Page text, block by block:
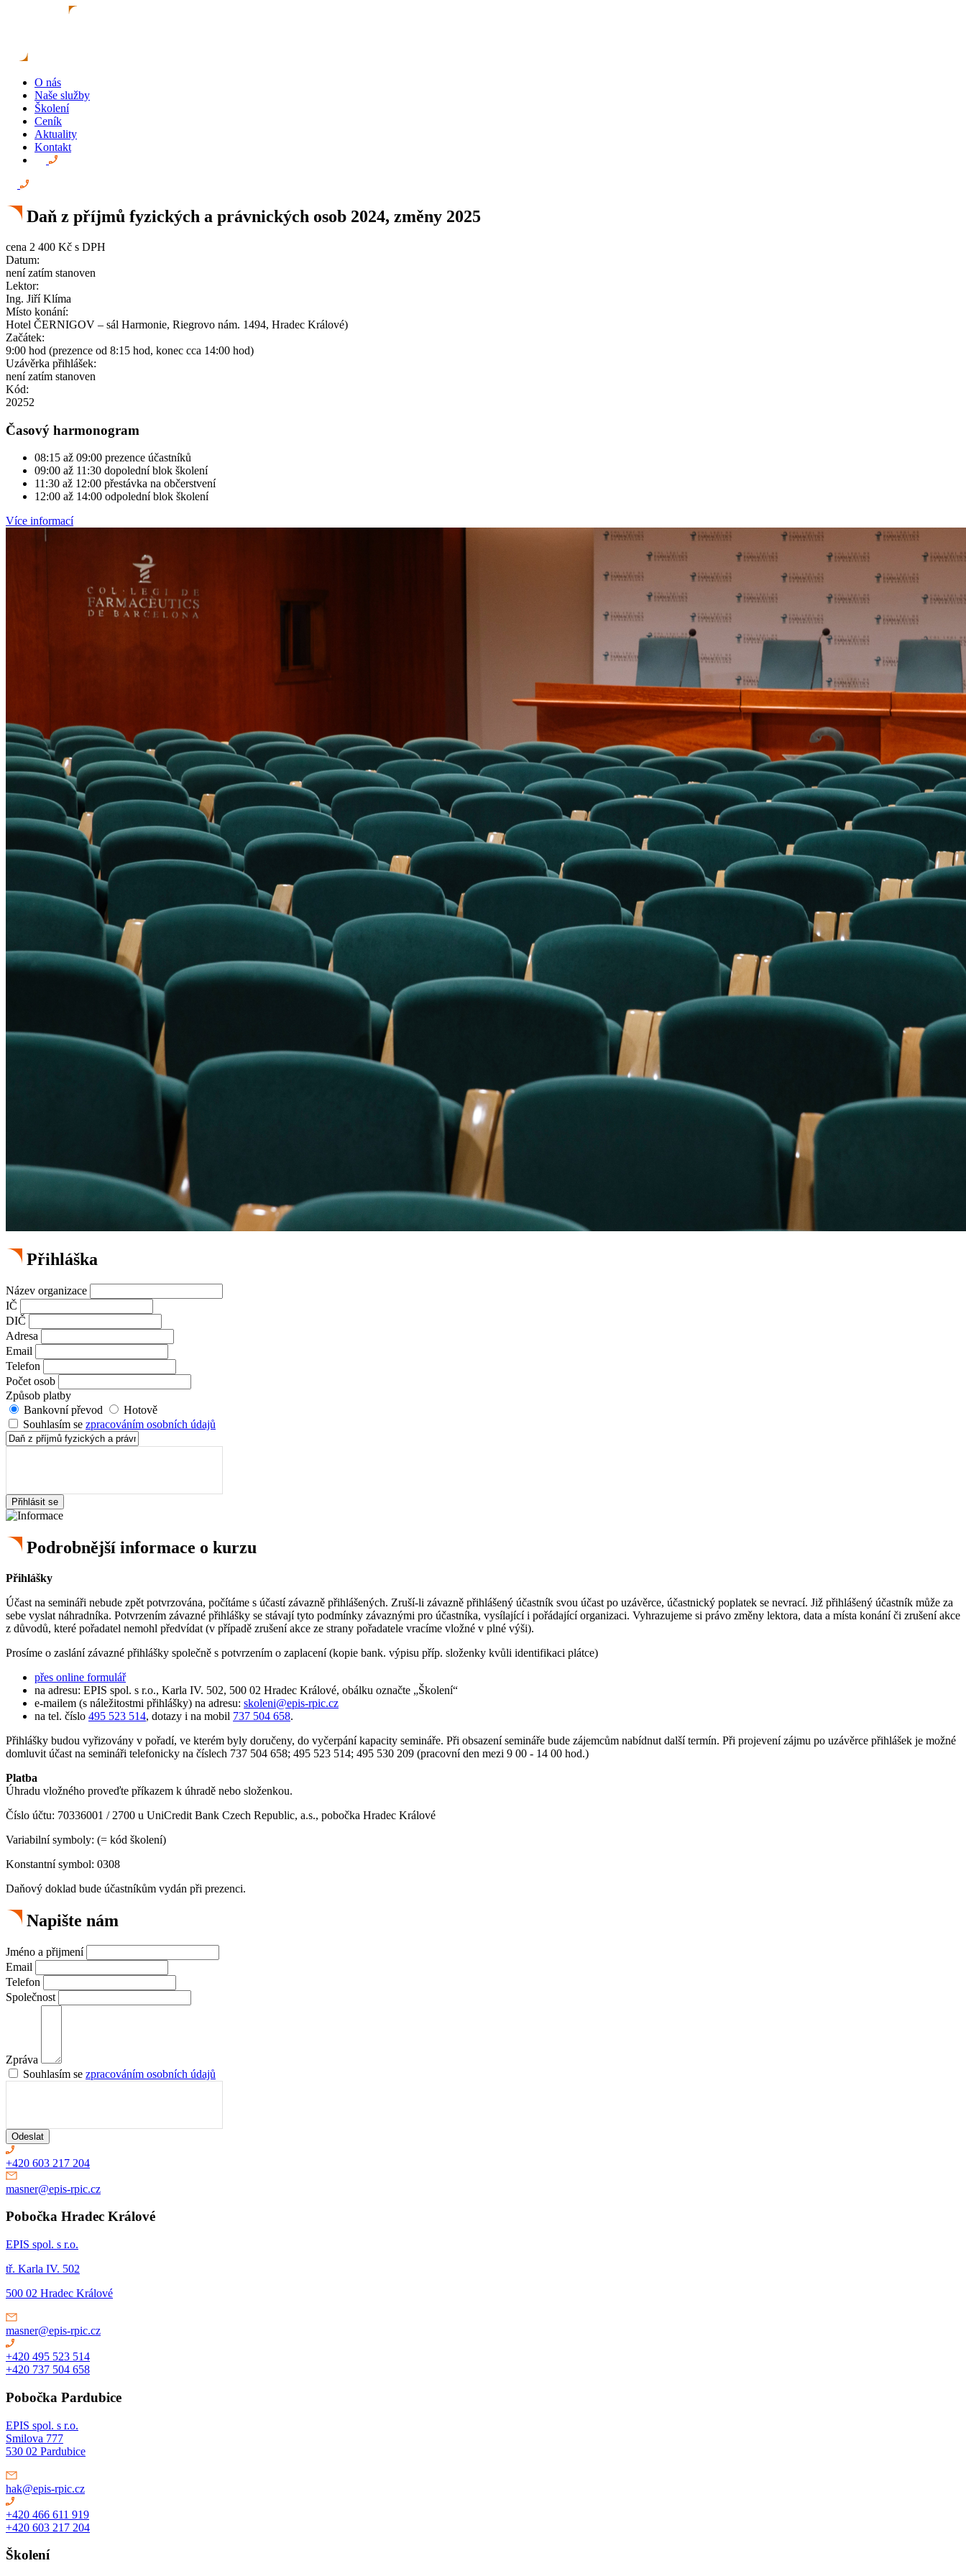
O nás
Naše služby
Školení
Ceník
Aktuality
Kontakt
Daň z příjmů fyzických a právnických osob 2024, změny 2025
cena 2 400 Kč s DPH
Datum:
není zatím stanoven
Lektor:
Ing. Jiří Klíma
Místo konání:
Hotel ČERNIGOV – sál Harmonie, Riegrovo nám. 1494, Hradec Králové)
Začátek:
9:00 hod (prezence od 8:15 hod, konec cca 14:00 hod)
Uzávěrka přihlášek:
není zatím stanoven
Kód:
20252
Časový harmonogram
08:15 až 09:00 prezence účastníků
09:00 až 11:30 dopolední blok školení
11:30 až 12:00 přestávka na občerstvení
12:00 až 14:00 odpolední blok školení
Více informací
Přihláška
Název organizace
IČ
DIČ
Adresa
Email
Telefon
Počet osob
Způsob platby
Bankovní převod
Hotově
Souhlasím se zpracováním osobních údajů
Přihlásit se
Podrobnější informace o kurzu
Přihlášky
Účast na semináři nebude zpět potvrzována, počítáme s účastí závazně přihlášených. Zruší-li závazně přihlášený účastník svou účast po uzávěrce, účastnický poplatek se nevrací. Již přihlášený účastník může za
sebe vyslat náhradníka. Potvrzením závazné přihlášky se stávají tyto podmínky závaznými pro účastníka, vysílající i pořádající organizaci. Vyhrazujeme si právo změny lektora, data a místa konání či zrušení akce
z důvodů, které pořadatel nemohl předvídat (v případě zrušení akce ze strany pořadatele vracíme vložné v plné výši).
Prosíme o zaslání závazné přihlášky společně s potvrzením o zaplacení (kopie bank. výpisu příp. složenky kvůli identifikaci plátce)
přes online formulář
na adresu: EPIS spol. s r.o., Karla IV. 502, 500 02 Hradec Králové, obálku označte „Školení“
e-mailem (s náležitostmi přihlášky) na adresu: skoleni@epis-rpic.cz
na tel. číslo 495 523 514, dotazy i na mobil 737 504 658.
Přihlášky budou vyřizovány v pořadí, ve kterém byly doručeny, do vyčerpání kapacity semináře. Při obsazení semináře bude zájemcům nabídnut další termín. Při projevení zájmu po uzávěrce přihlášek je možné
domluvit účast na semináři telefonicky na číslech 737 504 658; 495 523 514; 495 530 209 (pracovní den mezi 9 00 - 14 00 hod.)
Platba
Úhradu vložného proveďte příkazem k úhradě nebo složenkou.
Číslo účtu: 70336001 / 2700 u UniCredit Bank Czech Republic, a.s., pobočka Hradec Králové
Variabilní symboly: (= kód školení)
Konstantní symbol: 0308
Daňový doklad bude účastníkům vydán při prezenci.
Napište nám
Jméno a přijmení
Email
Telefon
Společnost
Zpráva
Souhlasím se zpracováním osobních údajů
Odeslat
+420 603 217 204
masner@epis-rpic.cz
Pobočka Hradec Králové
EPIS spol. s r.o.
tř. Karla IV. 502
500 02 Hradec Králové
masner@epis-rpic.cz
+420 495 523 514
+420 737 504 658
Pobočka Pardubice
EPIS spol. s r.o.
Smilova 777
530 02 Pardubice
hak@epis-rpic.cz
+420 466 611 919
+420 603 217 204
Školení